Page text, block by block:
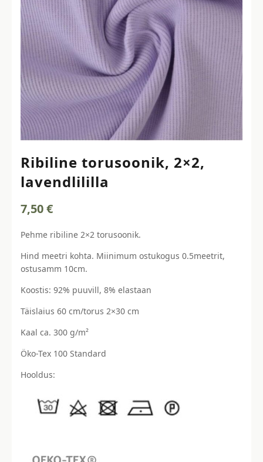
Ribiline torusoonik, 2×2,
lavendlililla
7,50€
Pehme ribiline 2×2 torusoonik.
Hind meetri kohta. Miinimum ostukogus 0.5meetrit,
ostusamm 10cm.
Koostis: 92% puuvill, 8% elastaan
Täislaius 60 cm/torus 2×30 cm
Kaal ca. 300 g/m²
Öko-Tex 100 Standard
Hooldus: